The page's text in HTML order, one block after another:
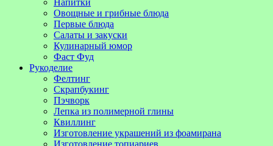
Напитки
Овощные и грибные блюда
Первые блюда
Салаты и закуски
Кулинарный юмор
Фаст Фуд
Рукоделие
Фелтинг
Скрапбукинг
Пэчворк
Лепка из полимерной глины
Квиллинг
Изготовление украшений из фоамирана
Изготовление топиариев